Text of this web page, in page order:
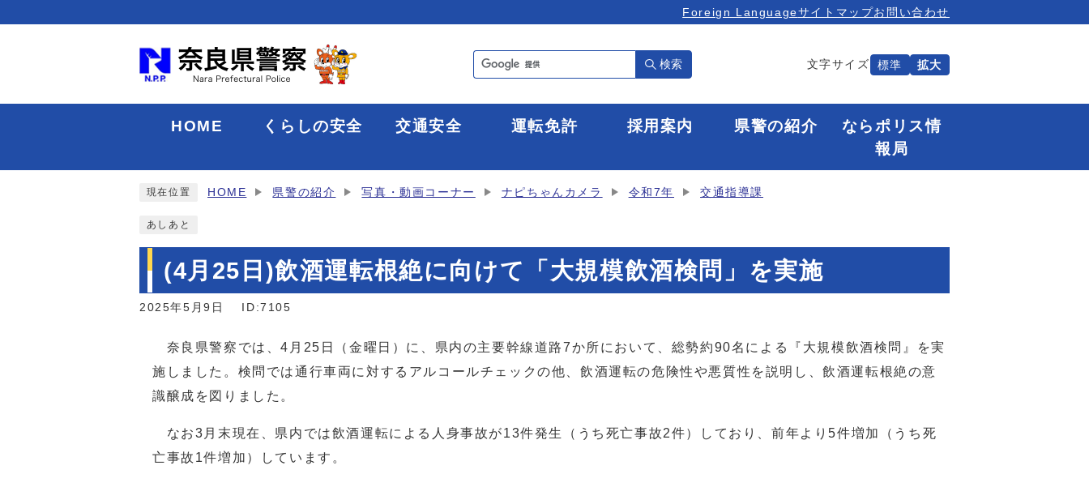
Foreign Languageサイトマップお問い合わせ
検索 文字サイズ 標準 拡大
HOME くらしの安全 交通安全 運転免許 採用案内 県警の紹介
ならポリス情
報局
現在位置 HOME 県警の紹介 写真・動画コーナー ナピちゃんカメラ 令和7年 交通指導課
あしあと
(4月25日)飲酒運転根絶に向けて「大規模飲酒検問」を実施
2025年5月9日 ID:7105
奈良県警察では、4月25日（金曜日）に、県内の主要幹線道路7か所において、総勢約90名による『大規模飲酒検問』を実
施しました。検問では通行車両に対するアルコールチェックの他、飲酒運転の危険性や悪質性を説明し、飲酒運転根絶の意
識醸成を図りました。
なお3月末現在、県内では飲酒運転による人身事故が13件発生（うち死亡事故2件）しており、前年より5件増加（うち死
亡事故1件増加）しています。